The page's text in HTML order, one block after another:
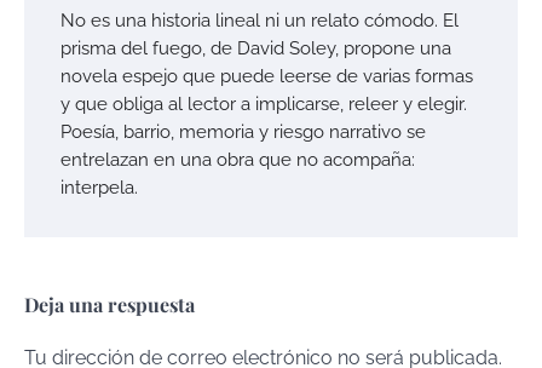
No es una historia lineal ni un relato cómodo. El
prisma del fuego, de David Soley, propone una
novela espejo que puede leerse de varias formas
y que obliga al lector a implicarse, releer y elegir.
Poesía, barrio, memoria y riesgo narrativo se
entrelazan en una obra que no acompaña:
interpela.
Deja una respuesta
Tu dirección de correo electrónico no será publicada.